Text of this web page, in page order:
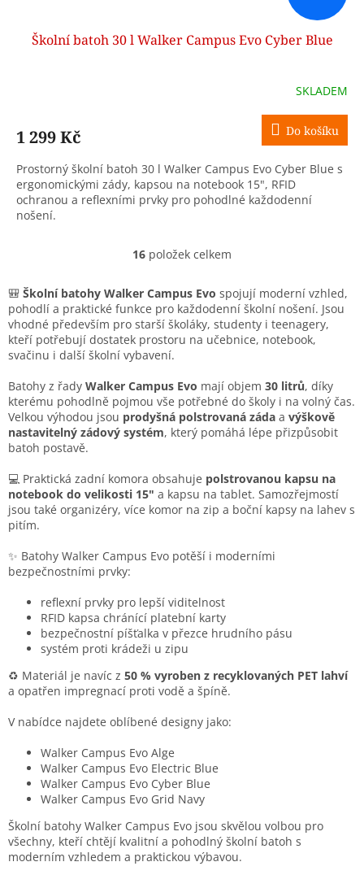
Školní batoh 30 l Walker Campus Evo Cyber Blue
SKLADEM
1 299 Kč Do košíku
Prostorný školní batoh 30 l Walker Campus Evo Cyber Blue s
ergonomickými zády, kapsou na notebook 15", RFID
ochranou a reflexními prvky pro pohodlné každodenní
nošení.
O
l
á
d
a
p
r
v
k
ý
p
i
16 položek celkem
🎒 Školní batohy Walker Campus Evo spojují moderní vzhled,
pohodlí a praktické funkce pro každodenní školní nošení. Jsou
vhodné především pro starší školáky, studenty i teenagery,
kteří potřebují dostatek prostoru na učebnice, notebook,
svačinu i další školní vybavení.
Batohy z řady Walker Campus Evo mají objem 30 litrů, díky
kterému pohodlně pojmou vše potřebné do školy i na volný čas.
Velkou výhodou jsou prodyšná polstrovaná záda a výškově
nastavitelný zádový systém, který pomáhá lépe přizpůsobit
batoh postavě.
💻 Praktická zadní komora obsahuje polstrovanou kapsu na
notebook do velikosti 15" a kapsu na tablet. Samozřejmostí
jsou také organizéry, více komor na zip a boční kapsy na lahev s
pitím.
✨ Batohy Walker Campus Evo potěší i moderními
bezpečnostními prvky:
reflexní prvky pro lepší viditelnost
RFID kapsa chránící platební karty
bezpečnostní píšťalka v přezce hrudního pásu
systém proti krádeži u zipu
♻️ Materiál je navíc z 50 % vyroben z recyklovaných PET lahví
a opatřen impregnací proti vodě a špíně.
V nabídce najdete oblíbené designy jako:
Walker Campus Evo Alge
Walker Campus Evo Electric Blue
Walker Campus Evo Cyber Blue
Walker Campus Evo Grid Navy
Školní batohy Walker Campus Evo jsou skvělou volbou pro
všechny, kteří chtějí kvalitní a pohodlný školní batoh s
moderním vzhledem a praktickou výbavou.